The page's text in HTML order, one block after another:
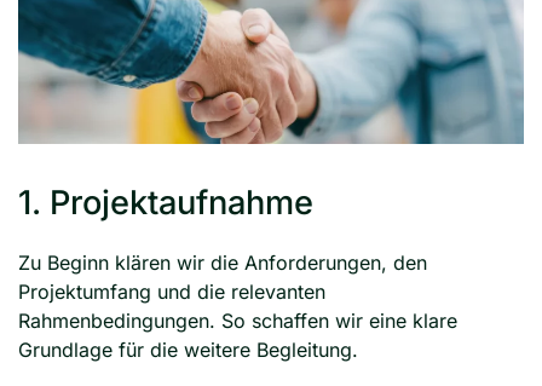
1. Projektaufnahme
Zu Beginn klären wir die Anforderungen, den
Projektumfang und die relevanten
Rahmenbedingungen. So schaffen wir eine klare
Grundlage für die weitere Begleitung.